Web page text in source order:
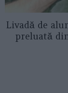
Livadă de
preluată